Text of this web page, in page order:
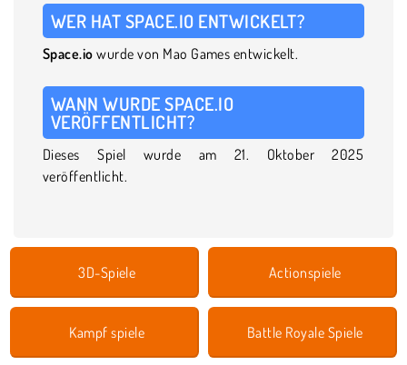
WER HAT SPACE.IO ENTWICKELT?
Space.io wurde von Mao Games entwickelt.
WANN WURDE SPACE.IO
VERÖFFENTLICHT?
Dieses Spiel wurde am 21. Oktober 2025
veröffentlicht.
3D-Spiele Actionspiele
Kampf spiele Battle Royale Spiele